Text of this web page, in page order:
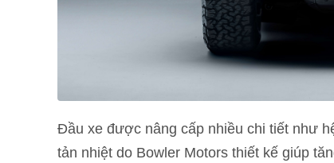
Đầu xe được nâng cấp nhiều chi tiết như
tản nhiệt do Bowler Motors thiết kế giúp